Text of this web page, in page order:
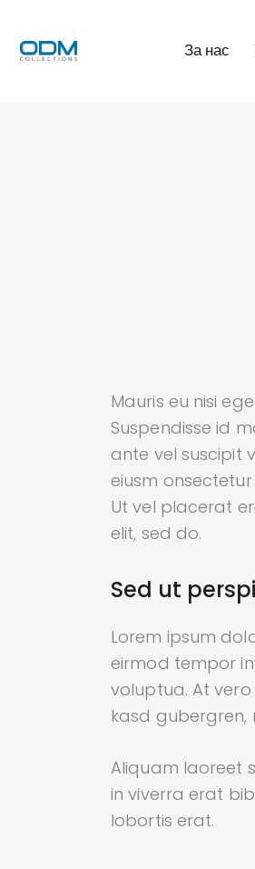
За нас
Mauris eu nisi
Suspendisse id
ante vel suscipit
eiusm
Ut vel placerat
elit, sed do.
Sed ut
Lorem ipsum
eirmod tempor
voluptua. At
kasd gubergren,
Aliquam laoreet
in viverra erat
lobortis erat.